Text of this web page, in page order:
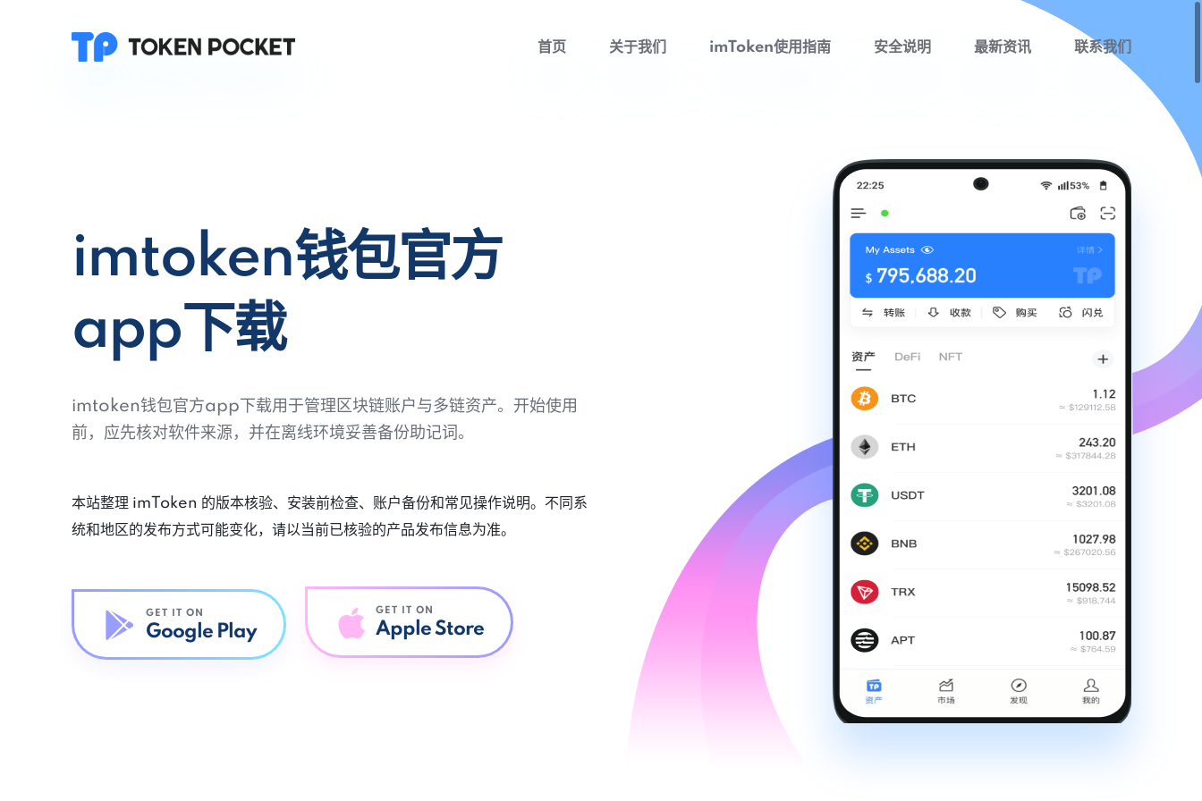
首页 关于我们 imToken使用指南 安全说明 最新资讯 联系我们
imtoken钱包官方
app下载
imtoken钱包官方app下载用于管理区块链账户与多链资产。开始使用
前，应先核对软件来源，并在离线环境妥善备份助记词。
本站整理 imToken 的版本核验、安装前检查、账户备份和常见操作说明。不同系
统和地区的发布方式可能变化，请以当前已核验的产品发布信息为准。
GET IT ON
Google Play
GET IT ON
Apple Store